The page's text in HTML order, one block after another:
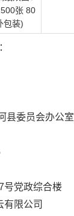
张 80
包装)
县委员会办公室
号党政综合楼
有限公司